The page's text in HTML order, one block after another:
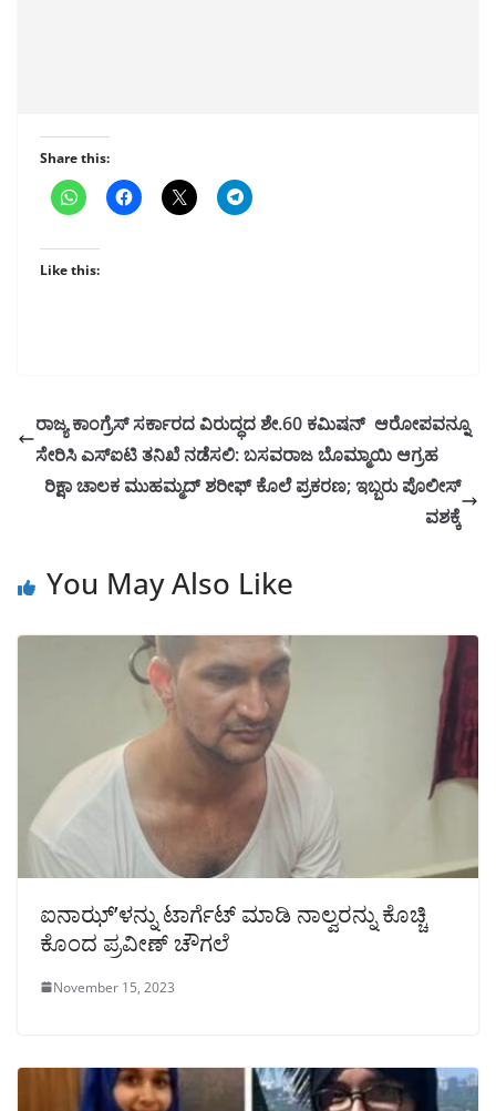
Share this:
Like this:
ರಾಜ್ಯ ಕಾಂಗ್ರೆಸ್ ಸರ್ಕಾರದ ವಿರುದ್ಧದ ಶೇ.60 ಕಮಿಷನ್ ಆರೋಪವನ್ನೂ
ಸೇರಿಸಿ ಎಸ್ಐಟಿ ತನಿಖೆ ನಡೆಸಲಿ: ಬಸವರಾಜ ಬೊಮ್ಮಾಯಿ ಆಗ್ರಹ
ರಿಕ್ಷಾ ಚಾಲಕ ಮುಹಮ್ಮದ್ ಶರೀಫ್ ಕೊಲೆ ಪ್ರಕರಣ; ಇಬ್ಬರು ಪೊಲೀಸ್
ವಶಕ್ಕೆ
You May Also Like
ಐನಾಝ್’ಳನ್ನು ಟಾರ್ಗೆಟ್ ಮಾಡಿ ನಾಲ್ವರನ್ನು ಕೊಚ್ಚಿ
ಕೊಂದ ಪ್ರವೀಣ್ ಚೌಗಲೆ
November 15, 2023